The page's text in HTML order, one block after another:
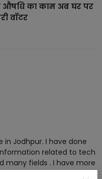
औषधि का काम अब घर पर
वॉटर
in Jodhpur. I have done
information related to tech
many fields . I have more